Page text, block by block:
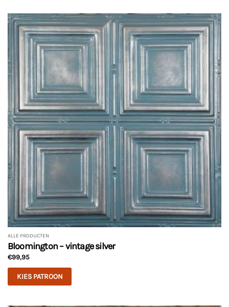
ALLE PRODUCTEN
Bloomington – vintage silver
€99,95
KIES PATROON